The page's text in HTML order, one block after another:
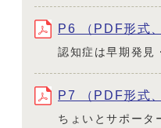
P6 （PDF形式
認知症は早期発見
P7 （PDF形式
ちょいとサポータ